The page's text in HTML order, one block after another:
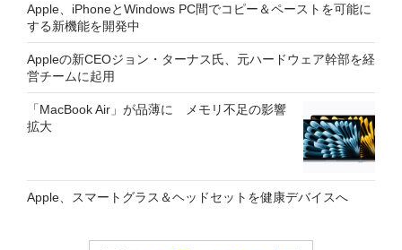
Apple、iPhoneとWindows PC間でコピー＆ペーストを可能に
する新機能を開発中
Appleの新CEOジョン・ターナス氏、元ハードウェア幹部を経
営チームに起用
「MacBook Air」が品薄に メモリ不足の影響
拡大
Apple、スマートグラス＆ヘッドセットを健康デバイスへ